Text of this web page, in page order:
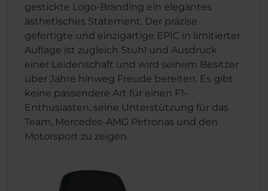
gestickte Logo-Branding ein elegantes
ästhetisches Statement. Der präzise
gefertigte und einzigartige EPIC in limitierter
Auflage ist zugleich Stuhl und Ausdruck
einer Leidenschaft und wird seinem Besitzer
über Jahre hinweg Freude bereiten. Es gibt
keine passendere Art für einen F1-
Enthusiasten, seine Unterstützung für das
Team, Mercedes-AMG Petronas und den
Motorsport zu zeigen.